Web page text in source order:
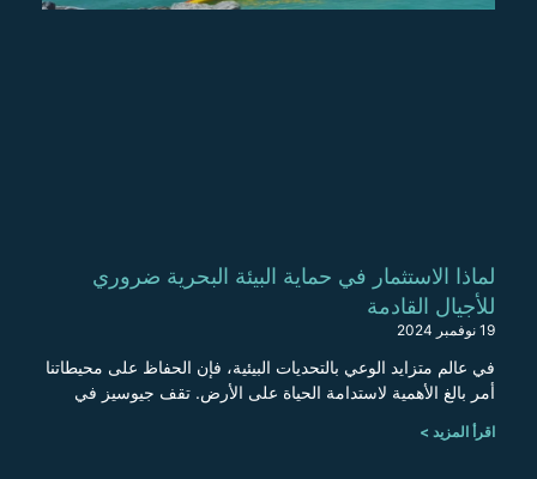
لماذا الاستثمار في حماية البيئة البحرية ضروري
للأجيال القادمة
19 نوفمبر 2024
في عالم متزايد الوعي بالتحديات البيئية، فإن الحفاظ على محيطاتنا
أمر بالغ الأهمية لاستدامة الحياة على الأرض. تقف جيوسيز في
اقرأ المزيد >